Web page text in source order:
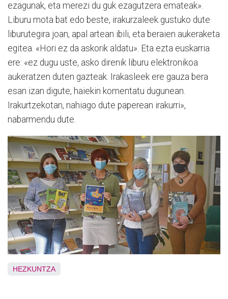
ezagunak, eta merezi du guk ezagutzera emateak».
Liburu mota bat edo beste, irakurzaleek gustuko dute
liburutegira joan, apal artean ibili, eta beraien aukeraketa
egitea. «Hori ez da askorik aldatu». Eta ezta euskarria
ere: «ez dugu uste, asko direnik liburu elektronikoa
aukeratzen duten gazteak. Irakasleek ere gauza bera
esan izan digute, haiekin komentatu dugunean.
Irakurtzekotan, nahiago dute paperean irakurri»,
nabarmendu dute.
HEZKUNTZA